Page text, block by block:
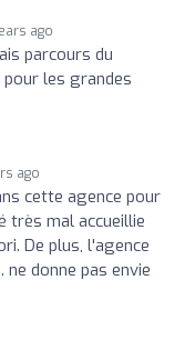
ago
parcours du
les grandes
ago
cette agence pour
très mal accueillie
De plus, l'agence
donne pas envie